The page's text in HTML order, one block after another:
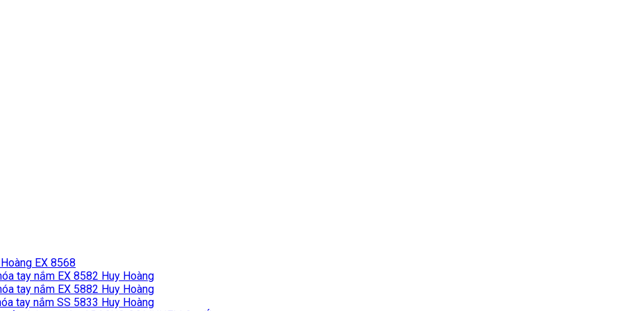
EX 8568
tay nắm EX 8582 Huy Hoàng
tay nắm EX 5882 Huy Hoàng
tay nắm SS 5833 Huy Hoàng